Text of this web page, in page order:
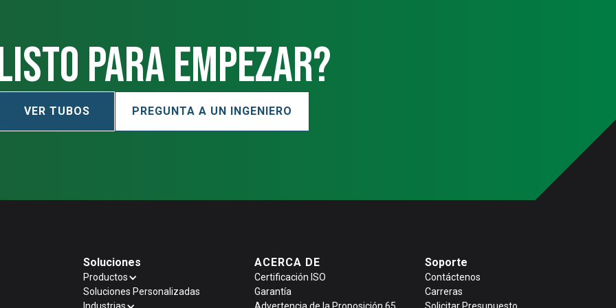
para empezar?
VER TUBOS PREGUNTA A UN INGENIERO
Soluciones
Productos
Soluciones Personalizadas
ACERCA DE
Certificación ISO
Garantía
Soporte
Contáctenos
Carreras